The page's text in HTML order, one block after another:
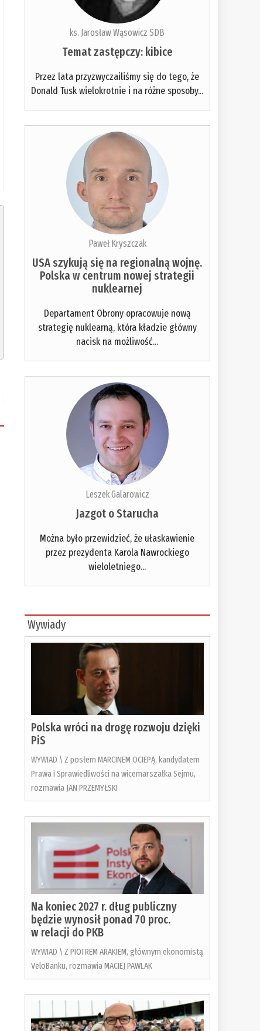
ks. Jarosław Wąsowicz SDB
Temat zastępczy: kibice
Przez lata przyzwyczailiśmy się do tego, że
Donald Tusk wielokrotnie i na różne sposoby...
Paweł Kryszczak
USA szykują się na regionalną wojnę.
Polska w centrum nowej strategii
nuklearnej
Departament Obrony opracowuje nową
strategię nuklearną, która kładzie główny
nacisk na możliwość...
Leszek Galarowicz
Jazgot o Starucha
Można było przewidzieć, że ułaskawienie
przez prezydenta Karola Nawrockiego
wieloletniego...
Wywiady
Polska wróci na drogę rozwoju dzięki
PiS
WYWIAD \ Z posłem MARCINEM OCIEPĄ, kandydatem
Prawa i Sprawiedliwości na wicemarszałka Sejmu,
rozmawia JAN PRZEMYŁSKI
Na koniec 2027 r. dług publiczny
będzie wynosił ponad 70 proc.
w relacji do PKB
WYWIAD \ Z PIOTREM ARAKIEM, głównym ekonomistą
VeloBanku, rozmawia MACIEJ PAWLAK